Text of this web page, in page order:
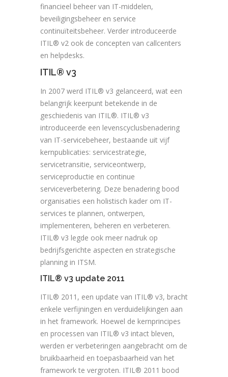
financieel beheer van IT-middelen,
beveiligingsbeheer en service
continuïteitsbeheer. Verder introduceerde
ITIL® v2 ook de concepten van callcenters
en helpdesks.
ITIL® v3
In 2007 werd ITIL® v3 gelanceerd, wat een
belangrijk keerpunt betekende in de
geschiedenis van ITIL®. ITIL® v3
introduceerde een levenscyclusbenadering
van IT-servicebeheer, bestaande uit vijf
kernpublicaties: servicestrategie,
servicetransitie, serviceontwerp,
serviceproductie en continue
serviceverbetering. Deze benadering bood
organisaties een holistisch kader om IT-
services te plannen, ontwerpen,
implementeren, beheren en verbeteren.
ITIL® v3 legde ook meer nadruk op
bedrijfsgerichte aspecten en strategische
planning in ITSM.
ITIL® v3 update 2011
ITIL® 2011, een update van ITIL® v3, bracht
enkele verfijningen en verduidelijkingen aan
in het framework. Hoewel de kernprincipes
en processen van ITIL® v3 intact bleven,
werden er verbeteringen aangebracht om de
bruikbaarheid en toepasbaarheid van het
framework te vergroten. ITIL® 2011 bood